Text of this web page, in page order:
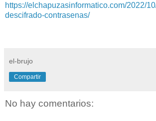
https://elchapuzasinformatico.com/2022/
descifrado-contrasenas/
el-brujo
Compartir
No hay comentarios: